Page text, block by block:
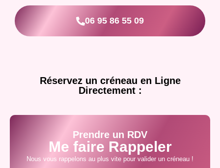
Prendre un RDV
Me faire Rappeler
Nous vous rappelons au plus vite pour valider un créneau !
06 95 86 55 09
Réservez un créneau en Ligne
Directement :